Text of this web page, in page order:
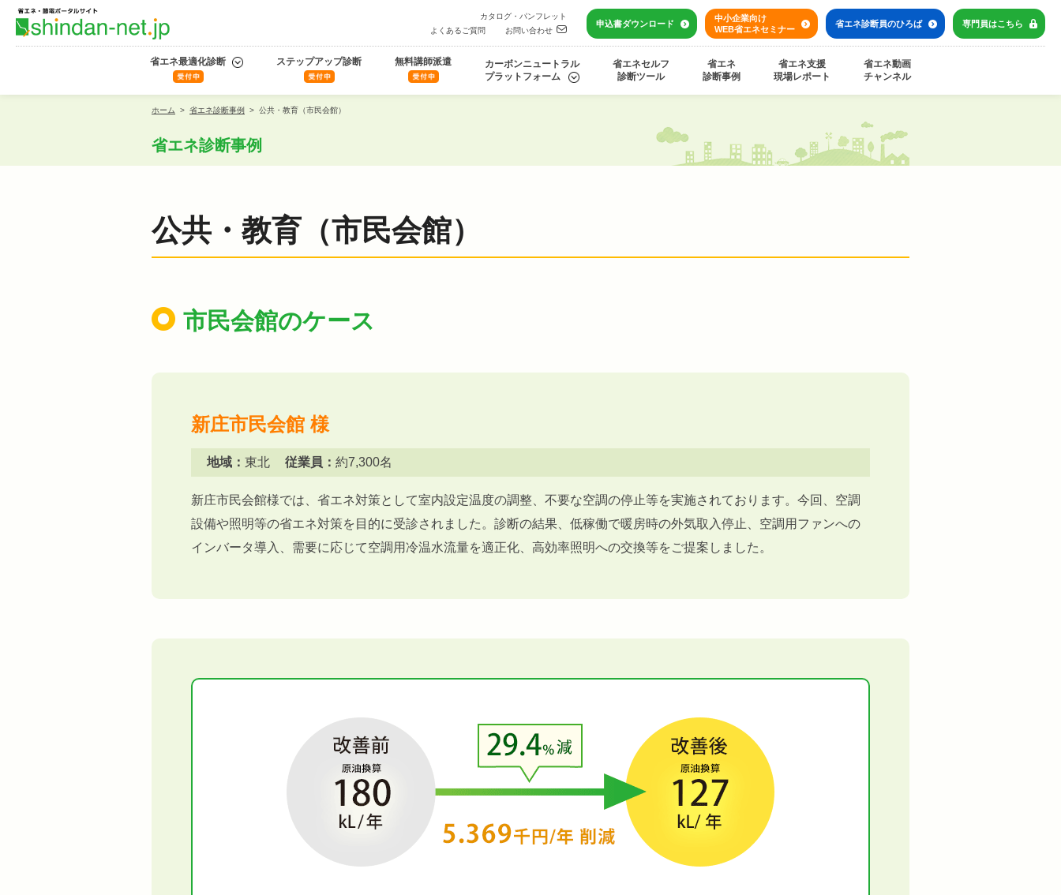
カタログ・パンフレット
よくあるご質問
お問い合わせ
申込書ダウンロード
中小企業向け
WEB省エネセミナー
省エネ診断員のひろば 専門員はこちら
省エネ最適化診断 ステップアップ診断 無料講師派遣
カーボンニュートラル
プラットフォーム
省エネセルフ
診断ツール
省エネ
診断事例
省エネ支援
現場レポート
省エネ動画
チャンネル
ホーム > 省エネ診断事例 > 公共・教育（市民会館）
省エネ診断事例
公共・教育（市民会館）
市民会館のケース
新庄市民会館 様
地域： 東北 従業員： 約7,300名
新庄市民会館様では、省エネ対策として室内設定温度の調整、不要な空調の停止等を実施されております。今回、空調
設備や照明等の省エネ対策を目的に受診されました。診断の結果、低稼働で暖房時の外気取入停止、空調用ファンへの
インバータ導入、需要に応じて空調用冷温水流量を適正化、高効率照明への交換等をご提案しました。